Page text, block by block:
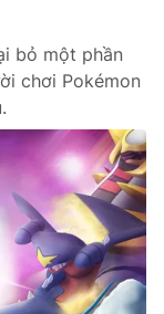
bỏ một phần
chơi Pokémon